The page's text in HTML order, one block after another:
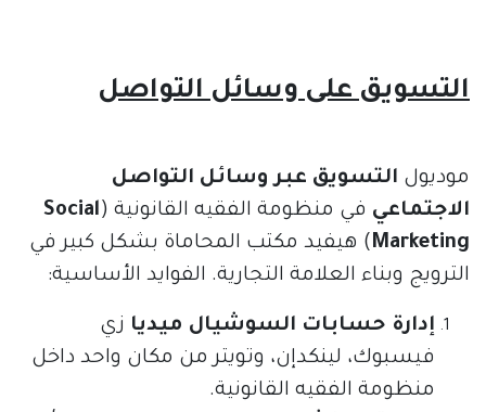
التسويق على وسائل التواصل
موديول التسويق عبر وسائل التواصل
الاجتماعي في منظومة الفقيه القانونية (Social
Marketing) هيفيد مكتب المحاماة بشكل كبير في
الترويج وبناء العلامة التجارية. الفوايد الأساسية:
إدارة حسابات السوشيال ميديا زي
فيسبوك، لينكدإن، وتويتر من مكان واحد داخل
منظومة الفقيه القانونية.